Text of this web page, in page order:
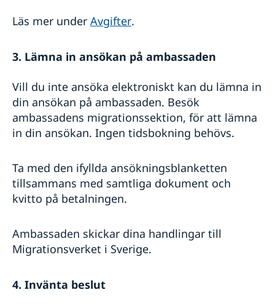
Läs mer under Avgifter.
3. Lämna in ansökan på ambassaden
Vill du inte ansöka elektroniskt kan du lämna in
din ansökan på ambassaden. Besök
ambassadens migrationssektion, för att lämna
in din ansökan. Ingen tidsbokning behövs.
Ta med den ifyllda ansökningsblanketten
tillsammans med samtliga dokument och
kvitto på betalningen.
Ambassaden skickar dina handlingar till
Migrationsverket i Sverige.
4. Invänta beslut